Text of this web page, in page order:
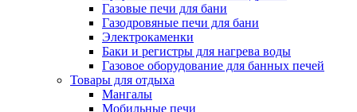
Газовые печи для бани
Газодровяные печи для бани
Электрокаменки
Баки и регистры для нагрева воды
Газовое оборудование для банных печей
Товары для отдыха
Мангалы
Мобильные печи